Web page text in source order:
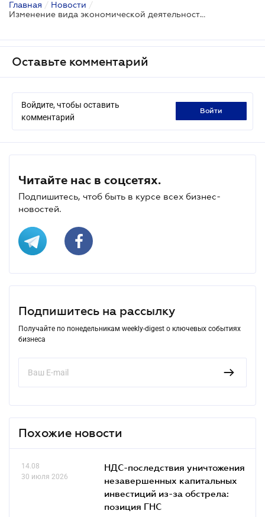
Главная / Новости /
Изменение вида экономической деятельности влияет на определение статуса земли
Оставьте комментарий
Войдите, чтобы оставить
комментарий
войти
Читайте нас в соцсетях.
Подпишитесь, чтоб быть в курсе всех бизнес-
новостей.
Подпишитесь на рассылку
Получайте по понедельникам weekly-digest о ключевых событиях
бизнеса
Похожие новости
14.08
30 июля 2026
НДС-последствия уничтожения
незавершенных капитальных
инвестиций из-за обстрела:
позиция ГНС